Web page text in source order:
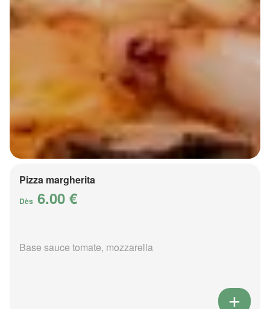
Pizza margherita
Dès 6.00 €
Base sauce tomate, mozzarella